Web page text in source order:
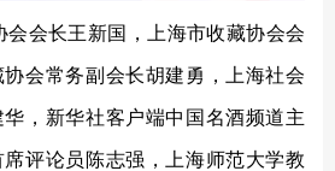
会会长王新国，上海市收藏协会会
会常务副会长胡建勇，上海社会
，新华社客户端中国名酒频道主
评论员陈志强，上海师范大学教